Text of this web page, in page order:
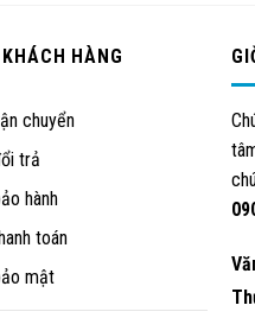
HÀNG
chuyển
trả
hành
toán
mật